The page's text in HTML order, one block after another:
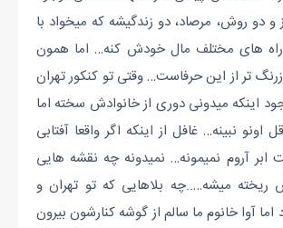
و دو روش، مرصاد، دو زندگیشه که میخواد با
راه های مختلف مال خودش کنه… اما همون
تر از این حرفاست… وقتی تو کنکور تهران
اینکه میدونی دوری از خانوادش سخته اما
اونو نبینه… غافل از اینکه اگر واقعا آفتابی
ابر آروم نمیمونه… نمیدونه چه نقشه هایی
میشه…..چه بلاهایی که تو تهران و
آوا خانوم ما سالم از گوشه کنارشون بیرون